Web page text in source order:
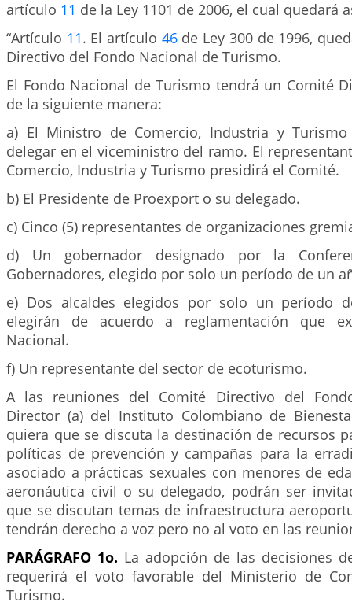
artículo 11 de la Ley 1101 de 2006, el cual quedará
“Artículo 11. El artículo 46de Ley 300 de 1996,
Directivo del Fondo Nacional de Turismo.
El Fondo Nacional de Turismo tendrá un Comité
de la siguiente manera:
a) El Ministro de Comercio, Industria y
delegar en el viceministro del ramo. El
Comercio, Industria y Turismo presidirá el Comité.
b) El Presidente de Proexport o su delegado.
c) Cinco (5) representantes de organizaciones
d) Un gobernador designado por la
Gobernadores, elegido por solo un período de un
e) Dos alcaldes elegidos por solo un período
elegirán de acuerdo a reglamentación que
Nacional.
f) Un representante del sector de ecoturismo.
A las reuniones del Comité Directivo del
Director (a) del Instituto Colombiano de
quiera que se discuta la destinación de recursos
políticas de prevención y campañas para la
asociado a prácticas sexuales con menores de
aeronáutica civil o su delegado, podrán ser
que se discutan temas de infraestructura
tendrán derecho a voz pero no al voto en las
PARÁGRAFO 1o. La adopción de las decisiones
requerirá el voto favorable del Ministerio de
Turismo.